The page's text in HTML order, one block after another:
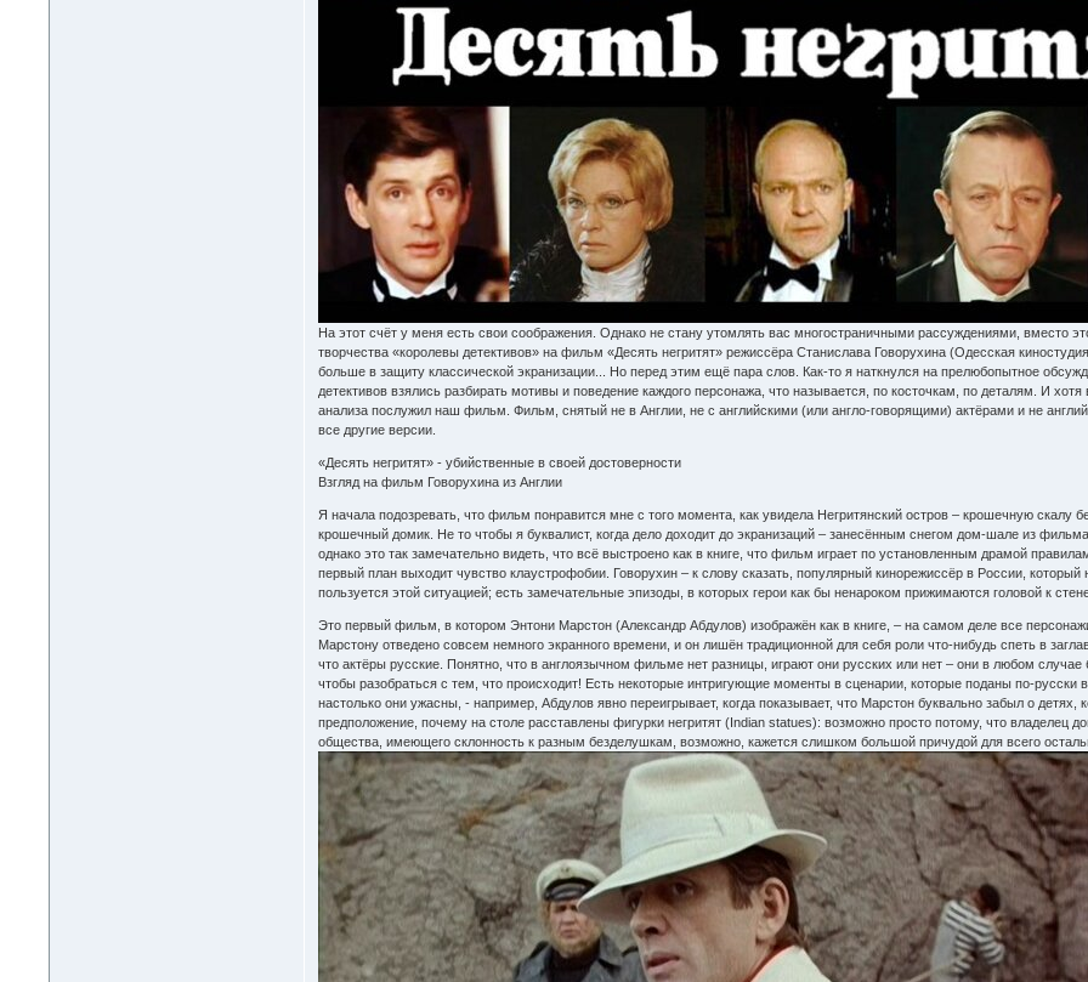
На этот счёт у меня есть свои соображения. Однако не стану утомлять вас многостраничными рассуждениями, вместо
творчества «королевы детективов» на фильм «Десять негритят» режиссёра Станислава Говорухина (Одесская
больше в защиту классической экранизации... Но перед этим ещё пара слов. Как-то я наткнулся на прелюбопытное
детективов взялись разбирать мотивы и поведение каждого персонажа, что называется, по косточкам, по деталям. И
анализа послужил наш фильм. Фильм, снятый не в Англии, не с английскими (или англо-говорящими) актёрами и не
все другие версии.
«Десять негритят» - убийственные в своей достоверности
Взгляд на фильм Говорухина из Англии
Я начала подозревать, что фильм понравится мне с того момента, как увидела Негритянский остров – крошечную скалу
крошечный домик. Не то чтобы я буквалист, когда дело доходит до экранизаций – занесённым снегом дом-шале из
однако это так замечательно видеть, что всё выстроено как в книге, что фильм играет по установленным драмой
первый план выходит чувство клаустрофобии. Говорухин – к слову сказать, популярный кинорежиссёр в России,
пользуется этой ситуацией; есть замечательные эпизоды, в которых герои как бы ненароком прижимаются головой к
Это первый фильм, в котором Энтони Марстон (Александр Абдулов) изображён как в книге, – на самом деле все
Марстону отведено совсем немного экранного времени, и он лишён традиционной для себя роли что-нибудь спеть в
что актёры русские. Понятно, что в англоязычном фильме нет разницы, играют они русских или нет – они в любом
чтобы разобраться с тем, что происходит! Есть некоторые интригующие моменты в сценарии, которые поданы по-
настолько они ужасны, - например, Абдулов явно переигрывает, когда показывает, что Марстон буквально забыл о
предположение, почему на столе расставлены фигурки негритят (Indian statues): возможно просто потому, что владелец
общества, имеющего склонность к разным безделушкам, возможно, кажется слишком большой причудой для всего